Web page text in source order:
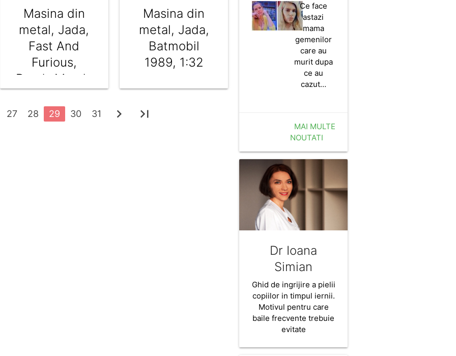
Masina din
metal, Jada,
Fast And
Furious,
Dom's Mazda
1:24
Masina din
metal, Jada,
Batmobil
1989, 1:32
27 28 29 30 31 chevron_right last_page
Ce face
astazi
mama
gemenilor
care au
murit dupa
ce au
cazut…
MAI MULTE
NOUTATI
Dr Ioana
Simian
Ghid de ingrijire a pielii
copiilor in timpul iernii.
Motivul pentru care
baile frecvente trebuie
evitate